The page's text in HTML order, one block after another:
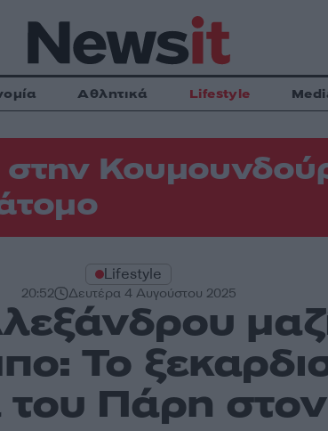
Αθλητικά Lifestyle
στην
Lifestyle
20:52 Δευτέρα 4 Αυγούστου 2025
Το
Πάρη